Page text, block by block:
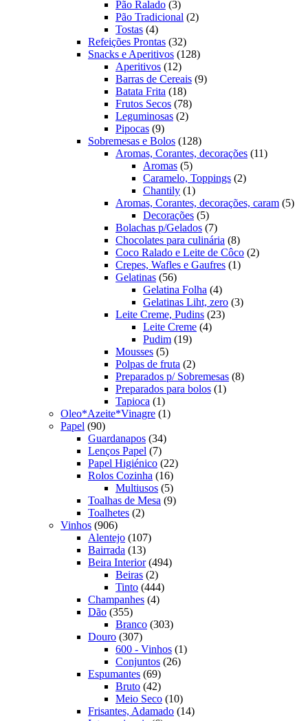
Pão Ralado 33
produtos
Pão Tradicional 22
Tostas 44
produtos
Refeições Prontas 3232
produtos
Snacks e Aperitivos 128128
Aperitivos 1212
produtos
Barras de Cereais 99
Batata Frita 1818
produtos
Frutos Secos 7878
produtos
Leguminosas 22
Pipocas 99
produtos
Sobremesas e Bolos 128128
produtos
Aromas, Corantes, decorações 1111
Aromas 55
produtos
Caramelo, Toppings 22
Chantily 11
produto
Aromas, Corantes, decorações, caram 55
Decorações 55
produtos
Bolachas p/Gelados 77
produtos
Chocolates para culinária 88
produtos
Coco Ralado e Leite de Côco 22
Crepes, Wafles e Gaufres 11
Gelatinas 5656
produtos
Gelatina Folha 44
produtos
Gelatinas Liht, zero 33
Leite Creme, Pudins 2323
Leite Creme 44
Pudim 1919
Mousses 55
produtos
Polpas de fruta 22
produtos
Preparados p/ Sobremesas 88
Preparados para bolos 11
Tapioca 11
produto
Oleo*Azeite*Vinagre 11
Papel 9090
produtos
Guardanapos 3434
Lenços Papel 77
produtos
Papel Higiénico 2222
Rolos Cozinha 1616
produtos
Multiusos 55
produtos
Toalhas de Mesa 99
Toalhetes 22
Vinhos 906906
produtos
Alentejo 107107
Bairrada 1313
produtos
Beira Interior 494494
Beiras 22
produtos
Tinto 444444
Champanhes 44
Dão 355355
produtos
Branco 303303
Douro 307307
produtos
600 - Vinhos 11
Conjuntos 2626
Espumantes 6969
produtos
Bruto 4242
produtos
Meio Seco 1010
produtos
Frisantes, Adamado 1414